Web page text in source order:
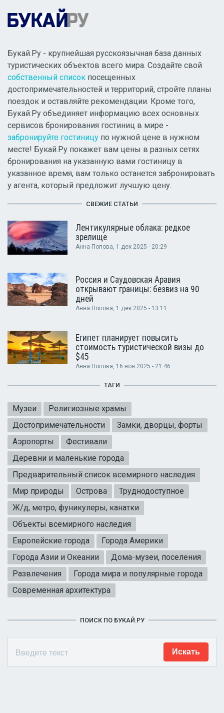
Букай.Ру - крупнейшая русскоязычная база данных
туристических объектов всего мира. Создайте свой
собственный список посещенных
достопримечательностей и территорий, стройте планы
поездок и оставляйте рекомендации. Кроме того,
Букай.Ру объединяет информацию всех основных
сервисов бронирования гостиниц в мире -
забронируйте гостиницу по нужной цене в нужном
месте! Букай.Ру покажет вам цены в разных сетях
бронирования на указанную вами гостиницу в
указанное время, вам только останется забронировать
у агента, который предложит лучшую цену.
СВЕЖИЕ СТАТЬИ
Лентикулярные облака: редкое
зрелище
Анна Попова, 1 дек 2025 - 20:29
Россия и Саудовская Аравия
открывают границы: безвиз на 90
дней
Анна Попова, 1 дек 2025 - 13:11
Египет планирует повысить
стоимость туристической визы до
$45
Анна Попова, 16 ноя 2025 - 21:46
ТАГИ
Музеи
Религиозные храмы
Достопримечательности
Замки, дворцы, форты
Аэропорты
Фестивали
Деревни и маленькие города
Предварительный список всемирного наследия
Мир природы
Острова
Труднодоступное
Ж/д, метро, фуникулеры, канатки
Объекты всемирного наследия
Европейские города
Города Америки
Города Азии и Океании
Дома-музеи, поселения
Развлечения
Города мира и популярные города
Современная архитектура
ПОИСК ПО БУКАЙ.РУ